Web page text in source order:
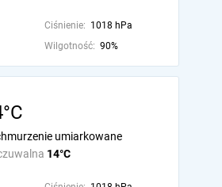
Ciśnienie: 1018 hPa
Wilgotność: 90%
14°C
umiarkowane